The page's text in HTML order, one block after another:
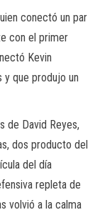
conectó un par
con el primer
Kevin
y que produjo un
de David Reyes,
dos producto del
del día
repleta de
volvió a la calma